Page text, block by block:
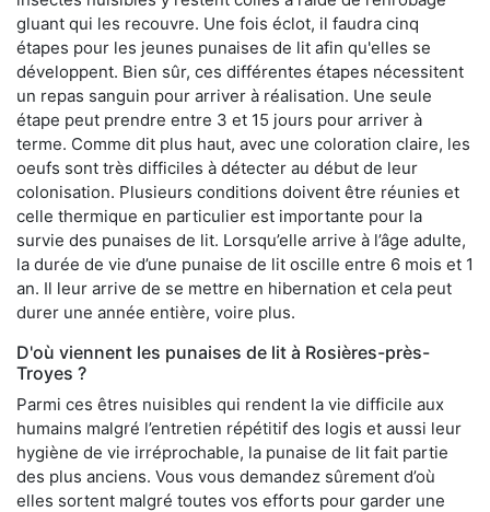
gluant qui les recouvre. Une fois éclot, il faudra cinq
étapes pour les jeunes punaises de lit afin qu'elles se
développent. Bien sûr, ces différentes étapes nécessitent
un repas sanguin pour arriver à réalisation. Une seule
étape peut prendre entre 3 et 15 jours pour arriver à
terme. Comme dit plus haut, avec une coloration claire, les
oeufs sont très difficiles à détecter au début de leur
colonisation. Plusieurs conditions doivent être réunies et
celle thermique en particulier est importante pour la
survie des punaises de lit. Lorsqu’elle arrive à l’âge adulte,
la durée de vie d’une punaise de lit oscille entre 6 mois et 1
an. Il leur arrive de se mettre en hibernation et cela peut
durer une année entière, voire plus.
D'où viennent les punaises de lit à Rosières-près-
Troyes ?
Parmi ces êtres nuisibles qui rendent la vie difficile aux
humains malgré l’entretien répétitif des logis et aussi leur
hygiène de vie irréprochable, la punaise de lit fait partie
des plus anciens. Vous vous demandez sûrement d’où
elles sortent malgré toutes vos efforts pour garder une